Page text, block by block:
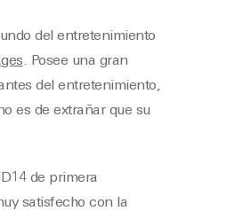
del entretenimiento
. Posee una gran
del entretenimiento,
es de extrañar que su
de primera
satisfecho con la